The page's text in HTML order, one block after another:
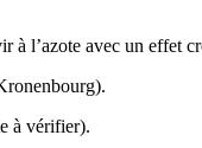
à l’azote avec un effet
à vérifier).